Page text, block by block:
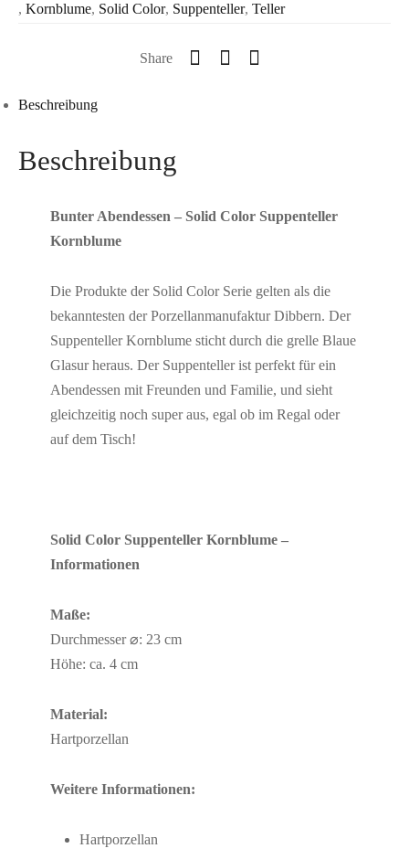
, Kornblume, Solid Color, Suppenteller, Teller
Share
Beschreibung
Beschreibung
Bunter Abendessen – Solid Color Suppenteller
Kornblume
Die Produkte der Solid Color Serie gelten als die
bekanntesten derPorzellanmanufakturDibbern. Der
Suppenteller Kornblume sticht durch die grelle Blaue
Glasur heraus. Der Suppenteller ist perfekt für ein
Abendessen mit Freunden und Familie, und sieht
gleichzeitig noch super aus, egal ob im Regal oder
auf dem Tisch!
Solid Color Suppenteller Kornblume –
Informationen
Maße:
Durchmesser ⌀: 23 cm
Höhe: ca. 4 cm
Material:
Hartporzellan
Weitere Informationen:
Hartporzellan